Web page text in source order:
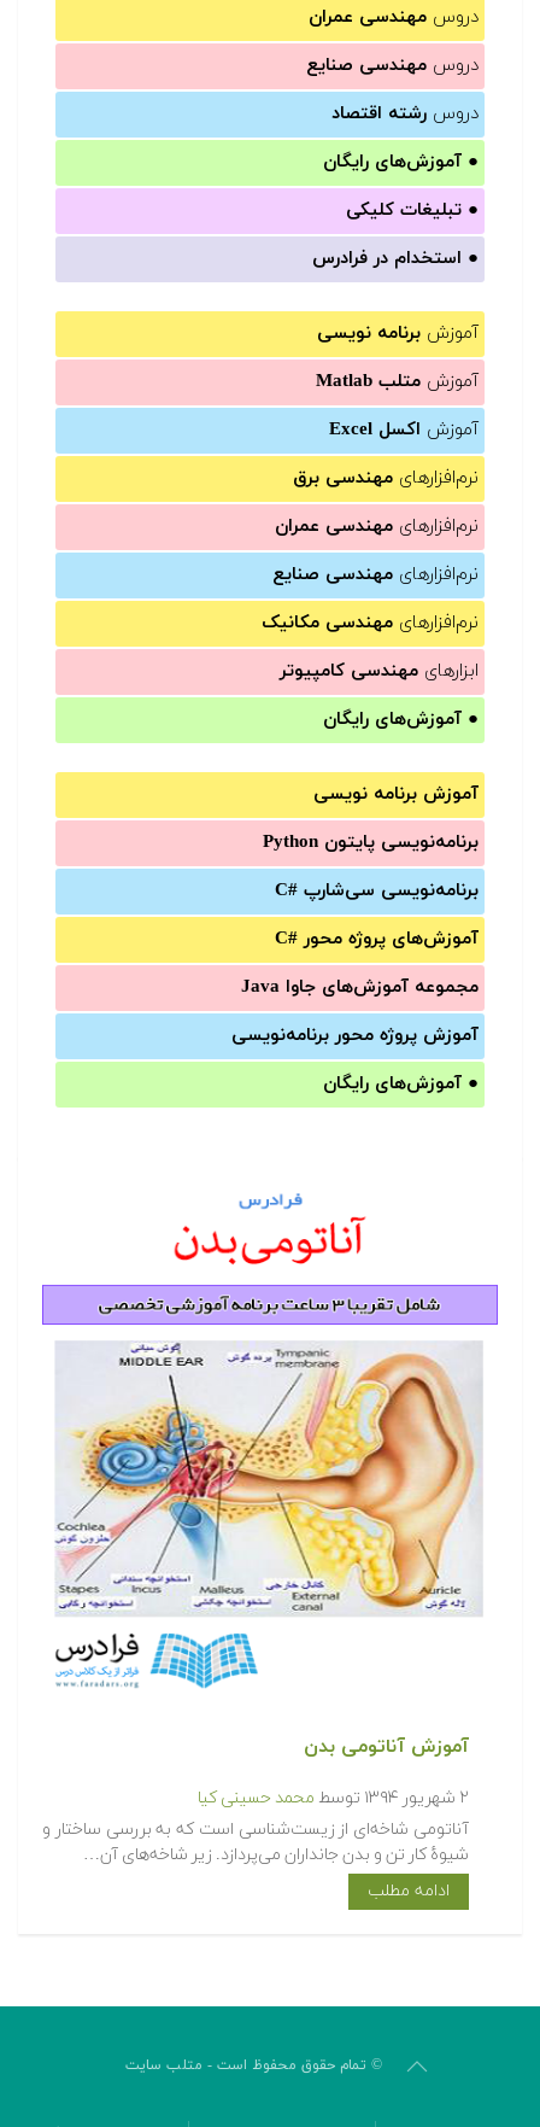
دروس مهندسی عمران
دروس مهندسی صنایع
دروس رشته اقتصاد
● آموزش‌های رایگان
● تبلیغات کلیکی
● استخدام در فرادرس
آموزش برنامه نویسی
آموزش متلب Matlab
آموزش اکسل Excel
نرم‌افزارهای مهندسی برق
نرم‌افزارهای مهندسی عمران
نرم‌افزارهای مهندسی صنایع
نرم‌افزارهای مهندسی مکانیک
ابزارهای مهندسی کامپیوتر
● آموزش‌های رایگان
آموزش برنامه نویسی
برنامه‌نویسی پایتون Python
برنامه‌‌نویسی سی‌شارپ C#‎
آموزش‌های پروژه محور #C
مجموعه آموزش‌های جاوا Java
آموزش‌ پروژه محور برنامه‌نویسی
● آموزش‌های رایگان
آموزش آناتومی بدن
۲ شهریور ۱۳۹۴ توسط محمد حسینی کیا
آناتومی شاخه‌ای از زیست‌شناسی است که به بررسی ساختار و
شیوهٔ کار تن و بدن جانداران می‌پردازد. زیر شاخه‌های آن…
ادامه مطلب
© تمام حقوق محفوظ است - متلب سایت